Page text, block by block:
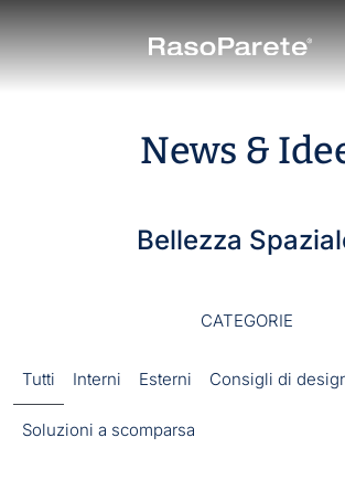
News &
Bellezza
CATEGORIE
Tutti Interni Esterni Consigli di
Soluzioni a scomparsa